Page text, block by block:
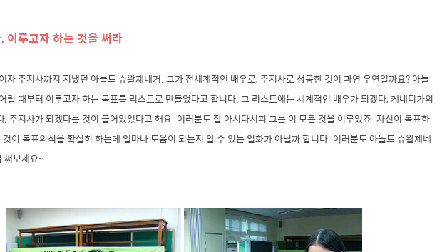
이루고자 하는 것을 써라
자 주지사까지 지냈던 아놀드 슈왈제네거. 그가 전세계적인 배우로, 주지사로 성공한 것이 과연 우연일까요? 아놀
릴 때부터 이루고자 하는 목표를 리스트로 만들었다고 합니다. 그 리스트에는 세계적인 배우가 되겠다, 케네디가의
, 주지사가 되겠다는 것이 들어있었다고 해요. 여러분도 잘 아시다시피 그는 이 모든 것을 이루었죠. 자신이 목표하
이 목표의식을 확실히 하는데 얼마나 도움이 되는지 알 수 있는 일화가 아닐까 합니다. 여러분도 아놀드 슈왈제네
써보세요~